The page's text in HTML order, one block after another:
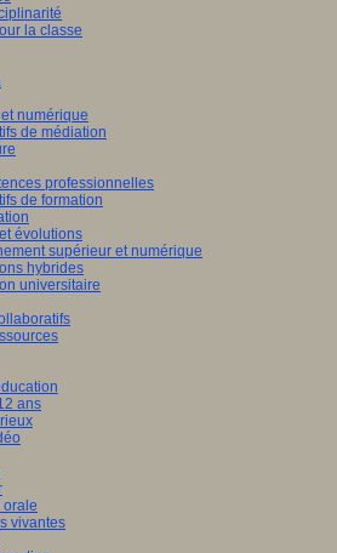
la classe
numérique
de médiation
professionnelles
de formation
évolutions
supérieur et numérique
hybrides
universitaire
ans
orale
vivantes